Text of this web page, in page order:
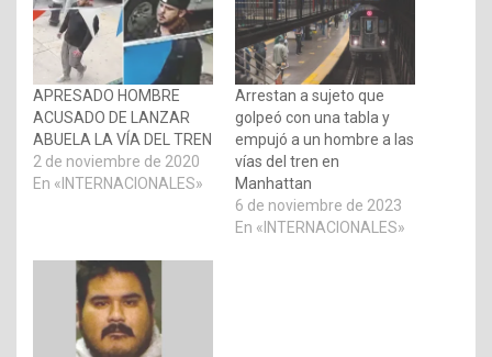
APRESADO HOMBRE
ACUSADO DE LANZAR
ABUELA LA VÍA DEL TREN
2 de noviembre de 2020
En «INTERNACIONALES»
Arrestan a sujeto que
golpeó con una tabla y
empujó a un hombre a las
vías del tren en
Manhattan
6 de noviembre de 2023
En «INTERNACIONALES»